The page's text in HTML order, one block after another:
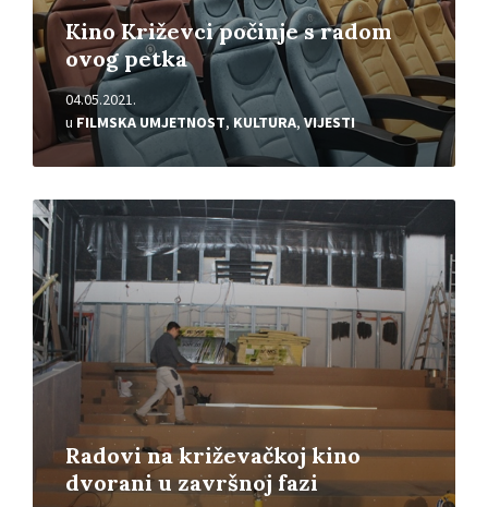
Kino Križevci počinje s radom
ovog petka
04.05.2021.
u FILMSKA UMJETNOST,KULTURA,VIJESTI
Radovi na križevačkoj kino
dvorani u završnoj fazi
Pročitajte
više